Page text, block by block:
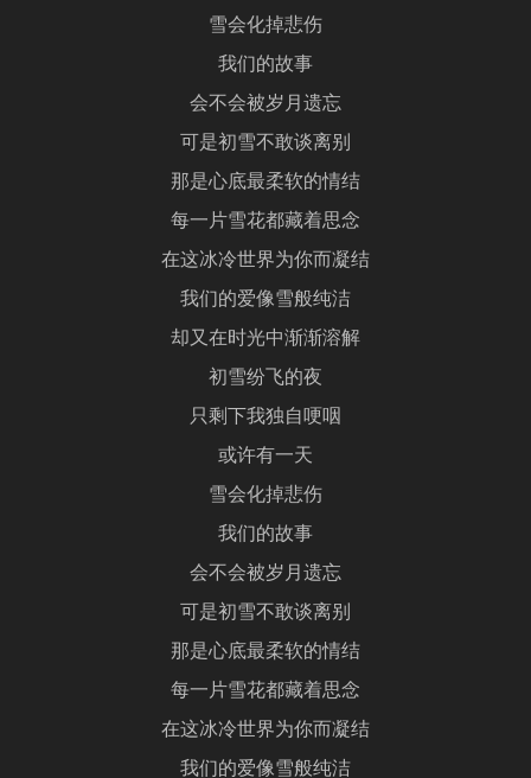
雪会化掉悲伤
我们的故事
会不会被岁月遗忘
可是初雪不敢谈离别
那是心底最柔软的情结
每一片雪花都藏着思念
在这冰冷世界为你而凝结
我们的爱像雪般纯洁
却又在时光中渐渐溶解
初雪纷飞的夜
只剩下我独自哽咽
或许有一天
雪会化掉悲伤
我们的故事
会不会被岁月遗忘
可是初雪不敢谈离别
那是心底最柔软的情结
每一片雪花都藏着思念
在这冰冷世界为你而凝结
我们的爱像雪般纯洁